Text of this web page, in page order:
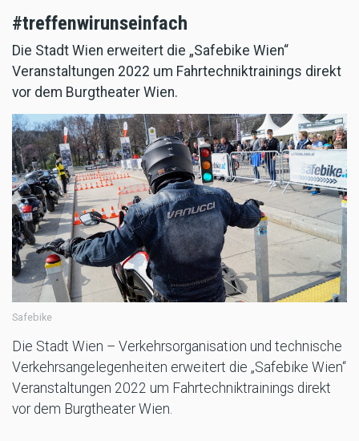
#treffenwirunseinfach
Die Stadt Wien erweitert die „Safebike Wien“
Veranstaltungen 2022 um Fahrtechniktrainings direkt
vor dem Burgtheater Wien.
Safebike
Die Stadt Wien – Verkehrsorganisation und technische
Verkehrsangelegenheiten erweitert die „Safebike Wien“
Veranstaltungen 2022 um Fahrtechniktrainings direkt
vor dem Burgtheater Wien.